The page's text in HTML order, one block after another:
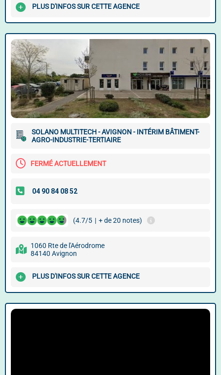
PLUS D'INFOS SUR CETTE AGENCE
SOLANO MULTITECH - AVIGNON - INTÉRIM BÂTIMENT-
AGRO-INDUSTRIE-TERTIAIRE
FERMÉ ACTUELLEMENT
(4.7/5 | + de 20 notes)
1060 Rte de l'Aérodrome
84140 Avignon
PLUS D'INFOS SUR CETTE AGENCE